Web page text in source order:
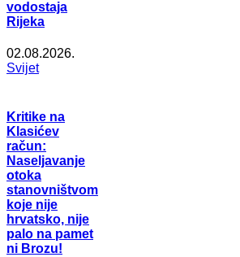
vodostaja
Rijeka
02.08.2026.
Svijet
Kritike na
Klasićev
račun:
Naseljavanje
otoka
stanovništvom
koje nije
hrvatsko, nije
palo na pamet
ni Brozu!